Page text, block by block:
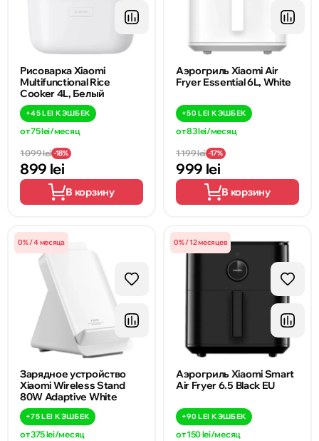
Рисоварка Xiaomi
Multifunctional Rice
Cooker 4L, Белый
+45 LEI КЭШБЕК
от 75 lei/месяц
899 lei
1 099 lei -18%
В корзину
Аэрогриль Xiaomi Air
Fryer Essential 6L, White
+50 LEI КЭШБЕК
от 83 lei/месяц
999 lei
1 199 lei -17%
В корзину
0% / 4 месяца
Зарядное устройство
Xiaomi Wireless Stand
80W Adaptive White
+75 LEI КЭШБЕК
от 375 lei/месяц
0% / 12 месяцев
Аэрогриль Xiaomi Smart
Air Fryer 6.5 Black EU
+90 LEI КЭШБЕК
от 150 lei/месяц